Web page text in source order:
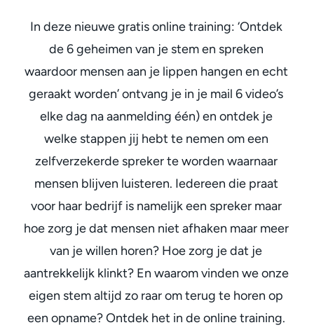
In deze nieuwe gratis online training: ‘Ontdek
de 6 geheimen van je stem en spreken
waardoor mensen aan je lippen hangen en echt
geraakt worden’ ontvang je in je mail 6 video’s
elke dag na aanmelding één) en ontdek je
welke stappen jij hebt te nemen om een
zelfverzekerde spreker te worden waarnaar
mensen blijven luisteren. Iedereen die praat
voor haar bedrijf is namelijk een spreker maar
hoe zorg je dat mensen niet afhaken maar meer
van je willen horen? Hoe zorg je dat je
aantrekkelijk klinkt? En waarom vinden we onze
eigen stem altijd zo raar om terug te horen op
een opname? Ontdek het in de online training.